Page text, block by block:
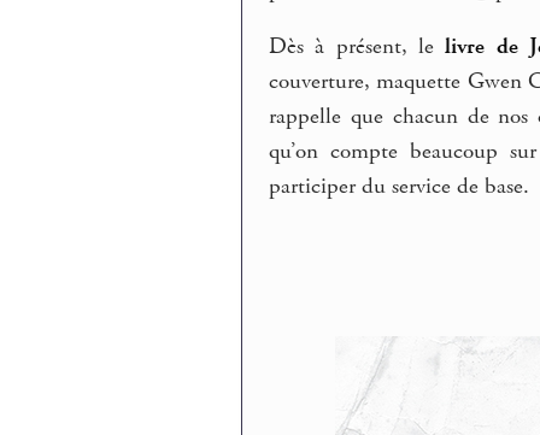
Dès à présent, lelivre de
couverture, maquette Gwen
rappelle que chacun de nos
qu’on compte beaucoup
participer du service de base.